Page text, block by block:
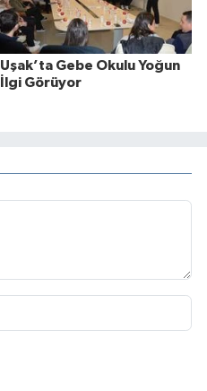
Uşak’ta Gebe Okulu Yoğun
İlgi Görüyor